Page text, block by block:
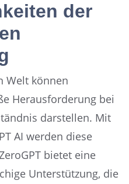
der
Welt können
Herausforderung bei
darstellen. Mit
AI werden diese
bietet eine
Unterstützung, die